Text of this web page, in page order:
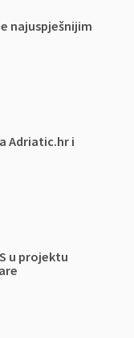
najuspješnijim
Adriatic.hr i
u projektu